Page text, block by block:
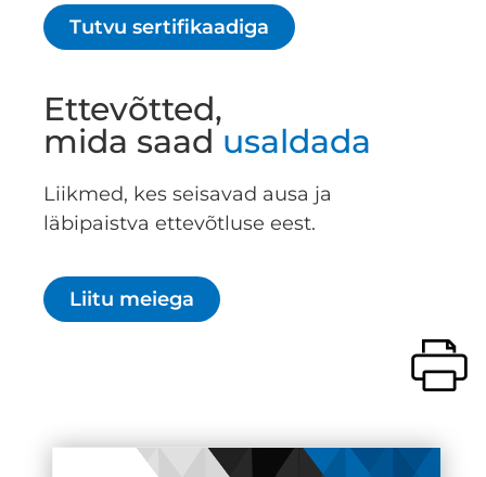
Tutvu sertifikaadiga
Ettevõtted,
mida saad usaldada
Liikmed, kes seisavad ausa ja
läbipaistva ettevõtluse eest.
Liitu meiega